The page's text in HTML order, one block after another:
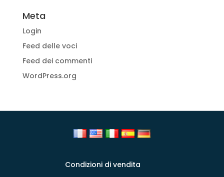
Meta
Login
Feed delle voci
Feed dei commenti
WordPress.org
Condizioni di vendita